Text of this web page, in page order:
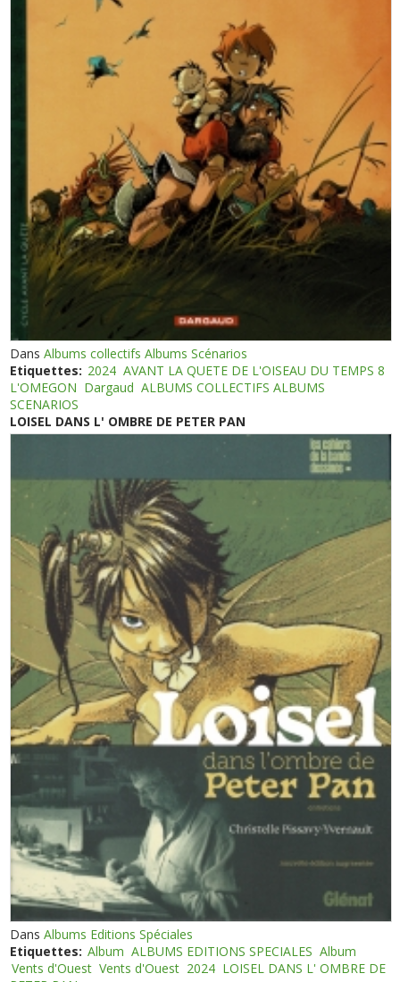
DansAlbums collectifs Albums Scénarios
Etiquettes: 2024 AVANT LA QUETE DE L'OISEAU DU TEMPS 8
L'OMEGON Dargaud ALBUMS COLLECTIFS ALBUMS
SCENARIOS
LOISEL DANS L' OMBRE DE PETER PAN
DansAlbums Editions Spéciales
Etiquettes: Album ALBUMS EDITIONS SPECIALES Album
Vents d'Ouest Vents d'Ouest 2024 LOISEL DANS L' OMBRE DE